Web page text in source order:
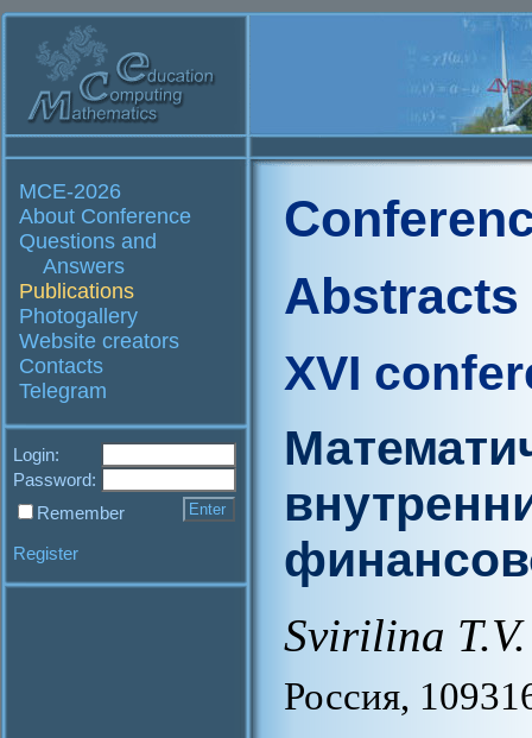
MCE-2026
About Conference
Questions and
Answers
Publications
Photogallery
Website creators
Contacts
Telegram
Login:
Password:
Remember
Register
Abstracts
XVI
Svirilina T.V.
Россия,